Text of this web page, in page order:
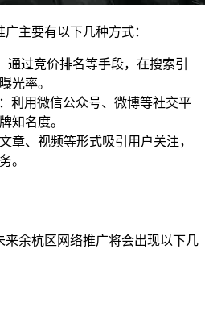
主要有以下几种方式：
通过竞价排名等手段，在搜索引
光率。
利用微信公众号、微博等社交平
知名度。
章、视频等形式吸引用户关注，
。
来余杭区网络推广将会出现以下几